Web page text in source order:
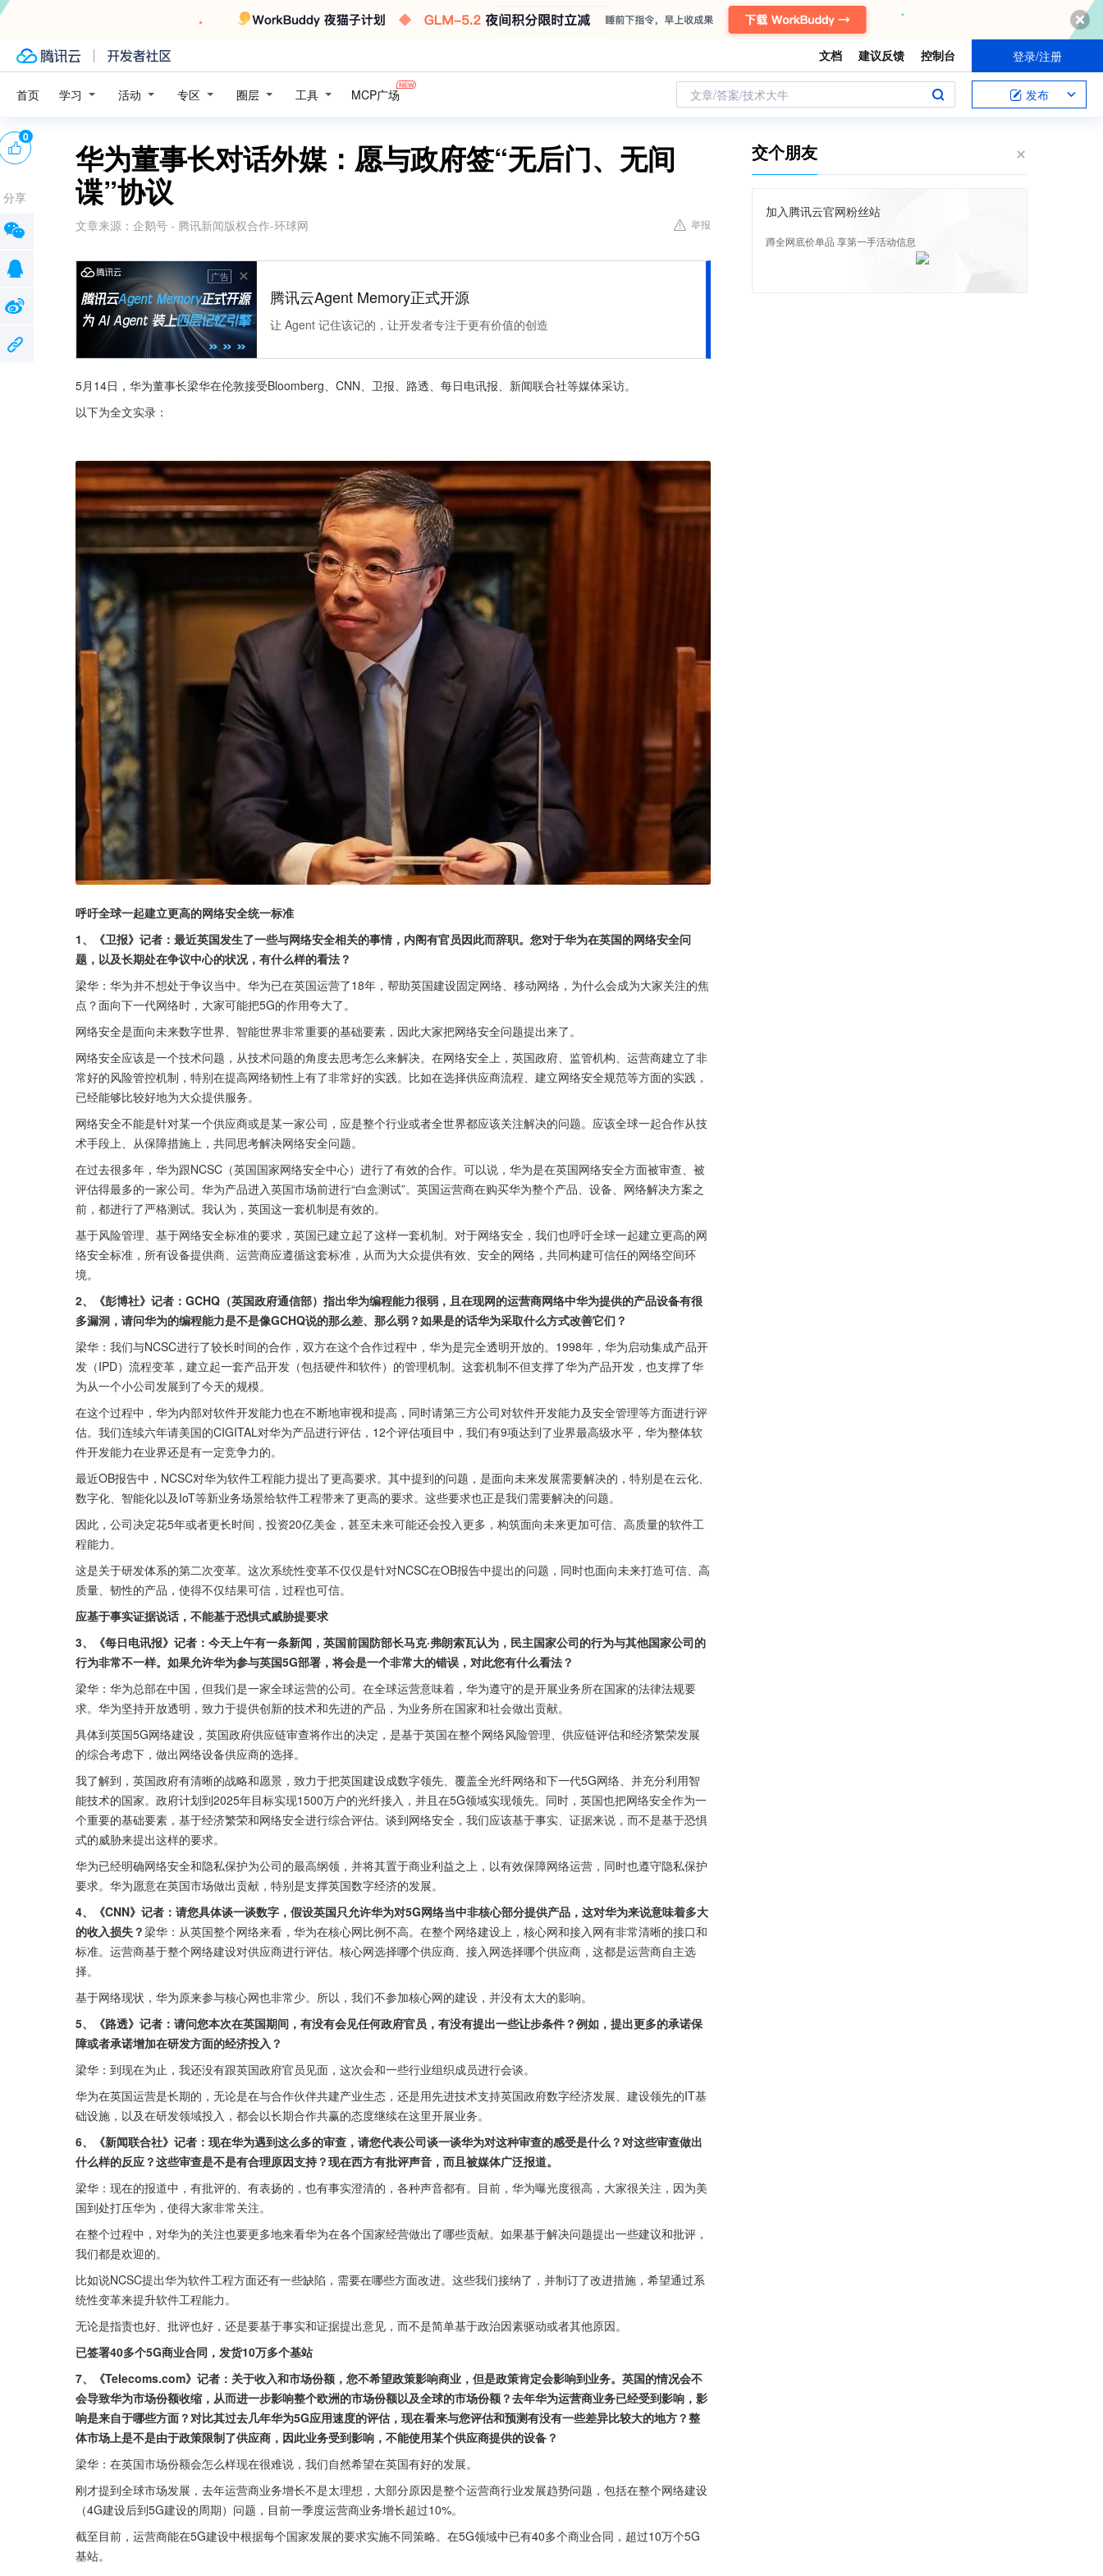
文档 建议反馈 控制台 登录/注册
首页 学习 活动 专区 圈层 工具 MCP广场 文章/答案/技术大牛 发布
华为董事长对话外媒：愿与政府签“无后门、无间
谍”协议
文章来源： 企鹅号 - 腾讯新闻版权合作-环球网 举报
广告
腾讯云Agent Memory正式开源
让 Agent 记住该记的，让开发者专注于更有价值的创造
5月14日，华为董事长梁华在伦敦接受Bloomberg、CNN、卫报、路透、每日电讯报、新闻联合社等媒体采访。
以下为全文实录：
呼吁全球一起建立更高的网络安全统一标准
1、《卫报》记者：最近英国发生了一些与网络安全相关的事情，内阁有官员因此而辞职。您对于华为在英国的网络安全问
题，以及长期处在争议中心的状况，有什么样的看法？
梁华：华为并不想处于争议当中。华为已在英国运营了18年，帮助英国建设固定网络、移动网络，为什么会成为大家关注的焦
点？面向下一代网络时，大家可能把5G的作用夸大了。
网络安全是面向未来数字世界、智能世界非常重要的基础要素，因此大家把网络安全问题提出来了。
网络安全应该是一个技术问题，从技术问题的角度去思考怎么来解决。在网络安全上，英国政府、监管机构、运营商建立了非
常好的风险管控机制，特别在提高网络韧性上有了非常好的实践。比如在选择供应商流程、建立网络安全规范等方面的实践，
已经能够比较好地为大众提供服务。
网络安全不能是针对某一个供应商或是某一家公司，应是整个行业或者全世界都应该关注解决的问题。应该全球一起合作从技
术手段上、从保障措施上，共同思考解决网络安全问题。
在过去很多年，华为跟NCSC（英国国家网络安全中心）进行了有效的合作。可以说，华为是在英国网络安全方面被审查、被
评估得最多的一家公司。华为产品进入英国市场前进行“白盒测试”。英国运营商在购买华为整个产品、设备、网络解决方案之
前，都进行了严格测试。我认为，英国这一套机制是有效的。
基于风险管理、基于网络安全标准的要求，英国已建立起了这样一套机制。对于网络安全，我们也呼吁全球一起建立更高的网
络安全标准，所有设备提供商、运营商应遵循这套标准，从而为大众提供有效、安全的网络，共同构建可信任的网络空间环
境。
2、《彭博社》记者：GCHQ（英国政府通信部）指出华为编程能力很弱，且在现网的运营商网络中华为提供的产品设备有很
多漏洞，请问华为的编程能力是不是像GCHQ说的那么差、那么弱？如果是的话华为采取什么方式改善它们？
梁华：我们与NCSC进行了较长时间的合作，双方在这个合作过程中，华为是完全透明开放的。1998年，华为启动集成产品开
发（IPD）流程变革，建立起一套产品开发（包括硬件和软件）的管理机制。这套机制不但支撑了华为产品开发，也支撑了华
为从一个小公司发展到了今天的规模。
在这个过程中，华为内部对软件开发能力也在不断地审视和提高，同时请第三方公司对软件开发能力及安全管理等方面进行评
估。我们连续六年请美国的CIGITAL对华为产品进行评估，12个评估项目中，我们有9项达到了业界最高级水平，华为整体软
件开发能力在业界还是有一定竞争力的。
最近OB报告中，NCSC对华为软件工程能力提出了更高要求。其中提到的问题，是面向未来发展需要解决的，特别是在云化、
数字化、智能化以及IoT等新业务场景给软件工程带来了更高的要求。这些要求也正是我们需要解决的问题。
因此，公司决定花5年或者更长时间，投资20亿美金，甚至未来可能还会投入更多，构筑面向未来更加可信、高质量的软件工
程能力。
这是关于研发体系的第二次变革。这次系统性变革不仅仅是针对NCSC在OB报告中提出的问题，同时也面向未来打造可信、高
质量、韧性的产品，使得不仅结果可信，过程也可信。
应基于事实证据说话，不能基于恐惧式威胁提要求
3、《每日电讯报》记者：今天上午有一条新闻，英国前国防部长马克·弗朗索瓦认为，民主国家公司的行为与其他国家公司的
行为非常不一样。如果允许华为参与英国5G部署，将会是一个非常大的错误，对此您有什么看法？
梁华：华为总部在中国，但我们是一家全球运营的公司。在全球运营意味着，华为遵守的是开展业务所在国家的法律法规要
求。华为坚持开放透明，致力于提供创新的技术和先进的产品，为业务所在国家和社会做出贡献。
具体到英国5G网络建设，英国政府供应链审查将作出的决定，是基于英国在整个网络风险管理、供应链评估和经济繁荣发展
的综合考虑下，做出网络设备供应商的选择。
我了解到，英国政府有清晰的战略和愿景，致力于把英国建设成数字领先、覆盖全光纤网络和下一代5G网络、并充分利用智
能技术的国家。政府计划到2025年目标实现1500万户的光纤接入，并且在5G领域实现领先。同时，英国也把网络安全作为一
个重要的基础要素，基于经济繁荣和网络安全进行综合评估。谈到网络安全，我们应该基于事实、证据来说，而不是基于恐惧
式的威胁来提出这样的要求。
华为已经明确网络安全和隐私保护为公司的最高纲领，并将其置于商业利益之上，以有效保障网络运营，同时也遵守隐私保护
要求。华为愿意在英国市场做出贡献，特别是支撑英国数字经济的发展。
4、《CNN》记者：请您具体谈一谈数字，假设英国只允许华为对5G网络当中非核心部分提供产品，这对华为来说意味着多大
的收入损失？梁华：从英国整个网络来看，华为在核心网比例不高。在整个网络建设上，核心网和接入网有非常清晰的接口和
标准。运营商基于整个网络建设对供应商进行评估。核心网选择哪个供应商、接入网选择哪个供应商，这都是运营商自主选
择。
基于网络现状，华为原来参与核心网也非常少。所以，我们不参加核心网的建设，并没有太大的影响。
5、《路透》记者：请问您本次在英国期间，有没有会见任何政府官员，有没有提出一些让步条件？例如，提出更多的承诺保
障或者承诺增加在研发方面的经济投入？
梁华：到现在为止，我还没有跟英国政府官员见面，这次会和一些行业组织成员进行会谈。
华为在英国运营是长期的，无论是在与合作伙伴共建产业生态，还是用先进技术支持英国政府数字经济发展、建设领先的IT基
础设施，以及在研发领域投入，都会以长期合作共赢的态度继续在这里开展业务。
6、《新闻联合社》记者：现在华为遇到这么多的审查，请您代表公司谈一谈华为对这种审查的感受是什么？对这些审查做出
什么样的反应？这些审查是不是有合理原因支持？现在西方有批评声音，而且被媒体广泛报道。
梁华：现在的报道中，有批评的、有表扬的，也有事实澄清的，各种声音都有。目前，华为曝光度很高，大家很关注，因为美
国到处打压华为，使得大家非常关注。
在整个过程中，对华为的关注也要更多地来看华为在各个国家经营做出了哪些贡献。如果基于解决问题提出一些建议和批评，
我们都是欢迎的。
比如说NCSC提出华为软件工程方面还有一些缺陷，需要在哪些方面改进。这些我们接纳了，并制订了改进措施，希望通过系
统性变革来提升软件工程能力。
无论是指责也好、批评也好，还是要基于事实和证据提出意见，而不是简单基于政治因素驱动或者其他原因。
已签署40多个5G商业合同，发货10万多个基站
7、《Telecoms.com》记者：关于收入和市场份额，您不希望政策影响商业，但是政策肯定会影响到业务。英国的情况会不
会导致华为市场份额收缩，从而进一步影响整个欧洲的市场份额以及全球的市场份额？去年华为运营商业务已经受到影响，影
响是来自于哪些方面？对比其过去几年华为5G应用速度的评估，现在看来与您评估和预测有没有一些差异比较大的地方？整
体市场上是不是由于政策限制了供应商，因此业务受到影响，不能使用某个供应商提供的设备？
梁华：在英国市场份额会怎么样现在很难说，我们自然希望在英国有好的发展。
刚才提到全球市场发展，去年运营商业务增长不是太理想，大部分原因是整个运营商行业发展趋势问题，包括在整个网络建设
（4G建设后到5G建设的周期）问题，目前一季度运营商业务增长超过10%。
截至目前，运营商能在5G建设中根据每个国家发展的要求实施不同策略。在5G领域中已有40多个商业合同，超过10万个5G
基站。
0
分享
交个朋友
加入腾讯云官网粉丝站
蹲全网底价单品 享第一手活动信息